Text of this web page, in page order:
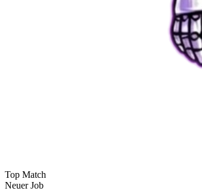
Top Match
Neuer Job